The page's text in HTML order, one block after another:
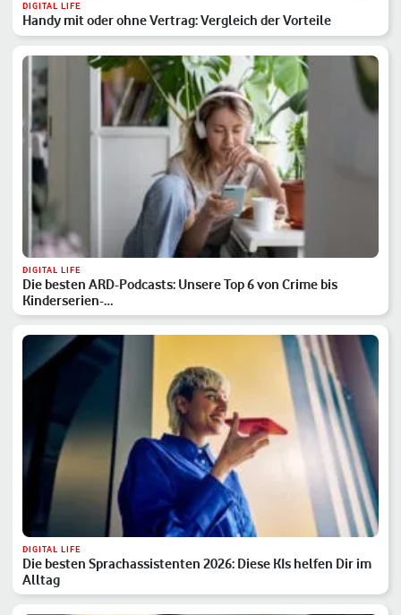
DIGITAL LIFE
Handy mit oder ohne Vertrag: Vergleich der Vorteile
DIGITAL LIFE
Die besten ARD-Podcasts: Unsere Top 6 von Crime bis
Kinderserien-…
DIGITAL LIFE
Die besten Sprachassistenten 2026: Diese KIs helfen Dir im
Alltag